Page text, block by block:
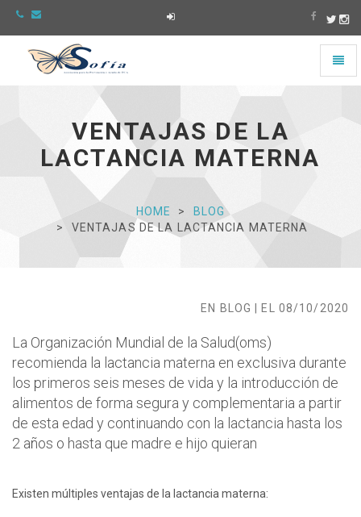
VENTAJAS DE LA
LACTANCIA MATERNA
HOME
BLOG
VENTAJAS DE LA LACTANCIA MATERNA
EN BLOG | EL 08/10/2020
La Organización Mundial de la Salud(oms)
recomienda la lactancia materna en exclusiva durante
los primeros seis meses de vida y la introducción de
alimentos de forma segura y complementaria a partir
de esta edad y continuando con la lactancia hasta los
2 años o hasta que madre e hijo quieran
Existen múltiples ventajas de la lactancia materna: